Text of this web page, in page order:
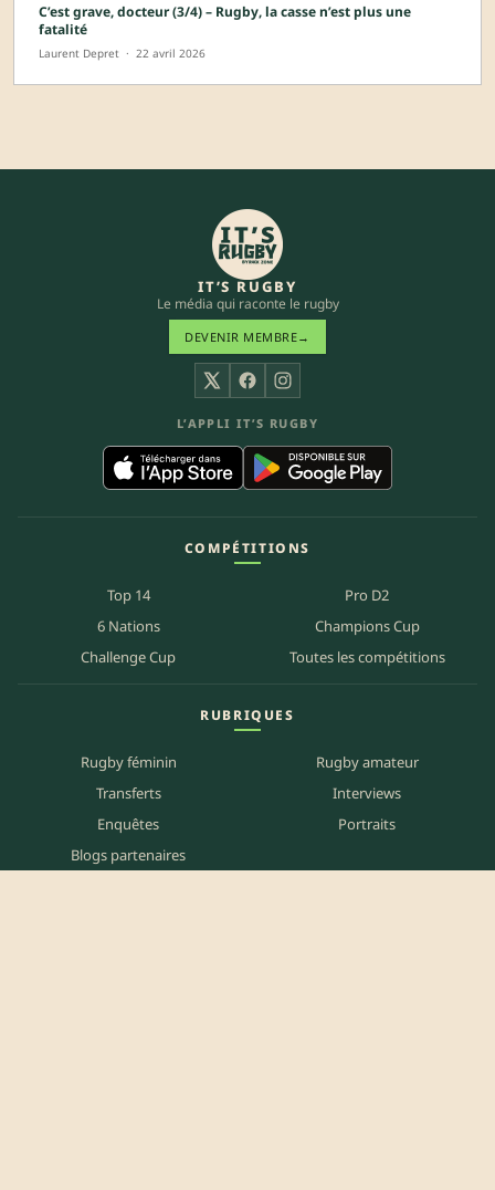
C’est grave, docteur (3/4) – Rugby, la casse n’est plus une
fatalité
Laurent Depret · 22 avril 2026
IT’S RUGBY
Le média qui raconte le rugby
DEVENIR MEMBRE→
X FacebookInstagram
L’APPLI IT’S RUGBY
COMPÉTITIONS
Top 14
Pro D2
6 Nations
Champions Cup
Challenge Cup
Toutes les compétitions
RUBRIQUES
Rugby féminin
Rugby amateur
Transferts
Interviews
Enquêtes
Portraits
Blogs partenaires